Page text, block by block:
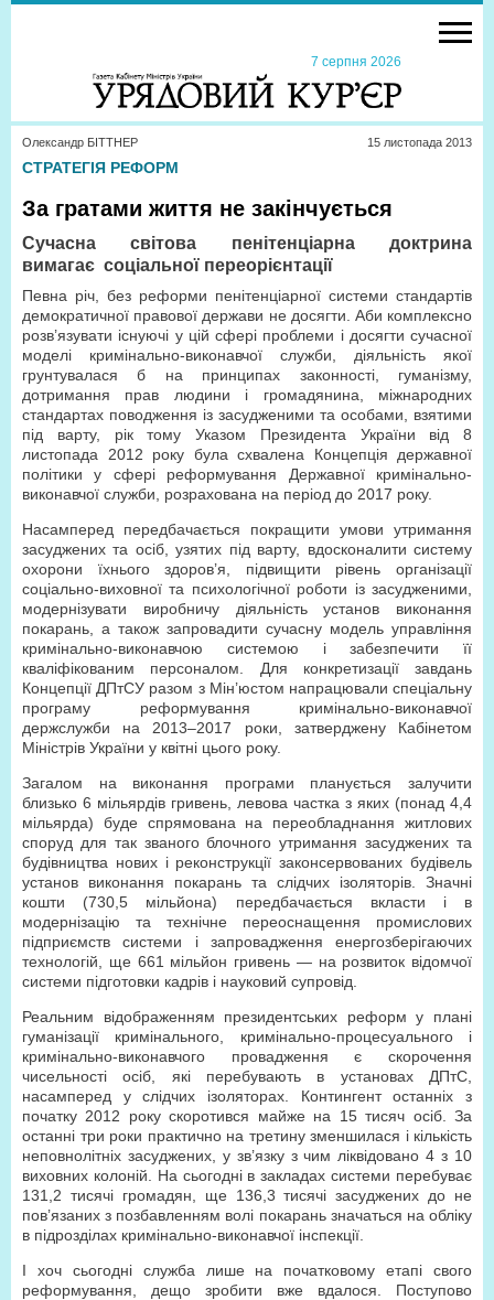
7 серпня 2026
Олександр БІТТНЕР 15 листопада 2013
СТРАТЕГІЯ РЕФОРМ
За гратами життя не закінчується
Сучасна світова пенітенціарна доктрина
вимагає соціальної переорієнтації
Певна річ, без реформи пенітенціарної системи стандартів
демократичної правової держави не досягти. Аби комплексно
розв’язувати існуючі у цій сфері проблеми і досягти сучасної
моделі кримінально-виконавчої служби, діяльність якої
грунтувалася б на принципах законності, гуманізму,
дотримання прав людини і громадянина, міжнародних
стандартах поводження із засудженими та особами, взятими
під варту, рік тому Указом Президента України від 8
листопада 2012 року була схвалена Концепція державної
політики у сфері реформування Державної кримінально-
виконавчої служби, розрахована на період до 2017 року.
Насамперед передбачається покращити умови утримання
засуджених та осіб, узятих під варту, вдосконалити систему
охорони їхнього здоров’я, підвищити рівень організації
соціально-виховної та психологічної роботи із засудженими,
модернізувати виробничу діяльність установ виконання
покарань, а також запровадити сучасну модель управління
кримінально-виконавчою системою і забезпечити її
кваліфікованим персоналом. Для конкретизації завдань
Концепції ДПтСУ разом з Мін’юстом напрацювали спеціальну
програму реформування кримінально-виконавчої
держслужби на 2013–2017 роки, затверджену Кабінетом
Міністрів України у квітні цього року.
Загалом на виконання програми планується залучити
близько 6 мільярдів гривень, левова частка з яких (понад 4,4
мільярда) буде спрямована на переобладнання житлових
споруд для так званого блочного утримання засуджених та
будівництва нових і реконструкції законсервованих будівель
установ виконання покарань та слідчих ізоляторів. Значні
кошти (730,5 мільйона) передбачається вкласти і в
модернізацію та технічне переоснащення промислових
підприємств системи і запровадження енергозберігаючих
технологій, ще 661 мільйон гривень — на розвиток відомчої
системи підготовки кадрів і науковий супровід.
Реальним відображенням президентських реформ у плані
гуманізації кримінального, кримінально-процесуального і
кримінально-виконавчого провадження є скорочення
чисельності осіб, які перебувають в установах ДПтС,
насамперед у слідчих ізоляторах. Контингент останніх з
початку 2012 року скоротився майже на 15 тисяч осіб. За
останні три роки практично на третину зменшилася і кількість
неповнолітніх засуджених, у зв’язку з чим ліквідовано 4 з 10
виховних колоній. На сьогодні в закладах системи перебуває
131,2 тисячі громадян, ще 136,3 тисячі засуджених до не
пов’язаних з позбавленням волі покарань значаться на обліку
в підрозділах кримінально-виконавчої інспекції.
І хоч сьогодні служба лише на початковому етапі свого
реформування, дещо зробити вже вдалося. Поступово